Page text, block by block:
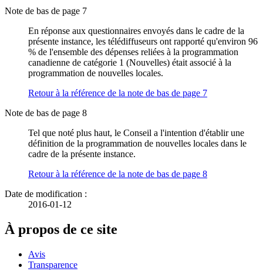
Note de bas de page 7
En réponse aux questionnaires envoyés dans le cadre de la
présente instance, les télédiffuseurs ont rapporté qu'environ 96
% de l'ensemble des dépenses reliées à la programmation
canadienne de catégorie 1 (Nouvelles) était associé à la
programmation de nouvelles locales.
Retour à la référence de la note de bas de page 7
Note de bas de page 8
Tel que noté plus haut, le Conseil a l'intention d'établir une
définition de la programmation de nouvelles locales dans le
cadre de la présente instance.
Retour à la référence de la note de bas de page 8
Date de modification :
2016-01-12
À propos de ce site
Avis
Transparence